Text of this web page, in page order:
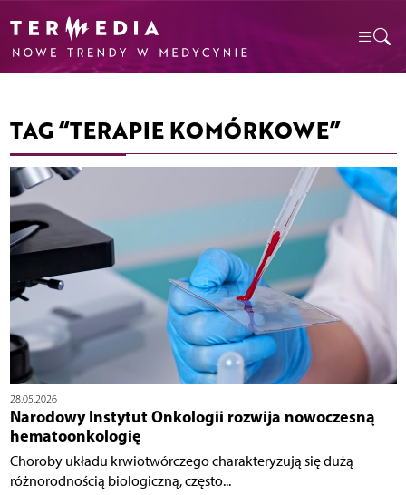
TAG “TERAPIE KOMÓRKOWE”
28.05.2026
Narodowy Instytut Onkologii rozwija nowoczesną
hematoonkologię
Choroby układu krwiotwórczego charakteryzują się dużą
różnorodnością biologiczną, często...